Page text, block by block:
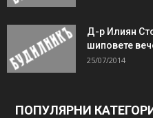
Д-р Илиян
шиповете
25/07/2014
ПОПУЛЯРНИ